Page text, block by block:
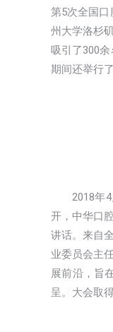
第5次全国口
州大学洛杉
吸引了300
期间还举行
2018年
开，中华口
讲话。来自
业委员会主
展前沿，旨
呈。大会取